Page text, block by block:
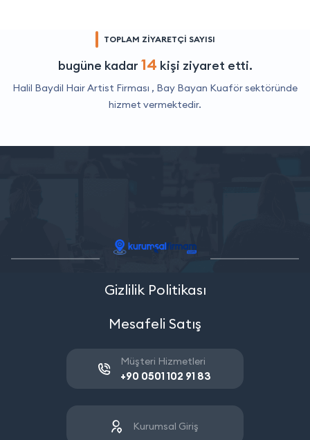
TOPLAM ZİYARETÇİ SAYISI
bugüne kadar 14 kişi ziyaret etti.
Halil Baydil Hair Artist Firması , Bay Bayan Kuaförsektöründe
hizmet vermektedir.
Gizlilik Politikası
Mesafeli Satış
Müşteri Hizmetleri
+90 0501 102 91 83
Kurumsal Giriş